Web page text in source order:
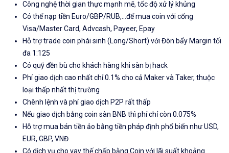
Công nghệ thời gian thực mạnh mẽ, tốc độ xử lý khủng
Có thể nạp tiền Euro/GBP/RUB,...để mua coin với cổng
Visa/Master Card, Advcash, Payeer, Epay
Hỗ trợ trade coin phái sinh (Long/Short) với Đòn bẩy Margin tối
đa 1:125
Có quỹ đền bù cho khách hàng khi sàn bị hack
Phí giao dịch cao nhất chỉ 0.1% cho cả Maker và Taker, thuộc
loại thấp nhất thị trường
Chênh lệnh và phí giao dịch P2P rất thấp
Nếu giao dịch bằng coin sàn BNB thì phí chỉ còn 0.075%
Hỗ trợ mua bán tiền ảo bằng tiền pháp định phổ biến như USD,
EUR, GBP, VNĐ
Có dịch vụ cho vay thế chấp bằng Coin với lãi suất khoảng